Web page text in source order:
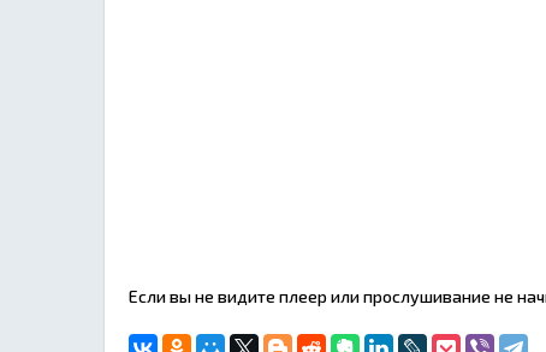
Если вы не видите плеер или прослушивание не